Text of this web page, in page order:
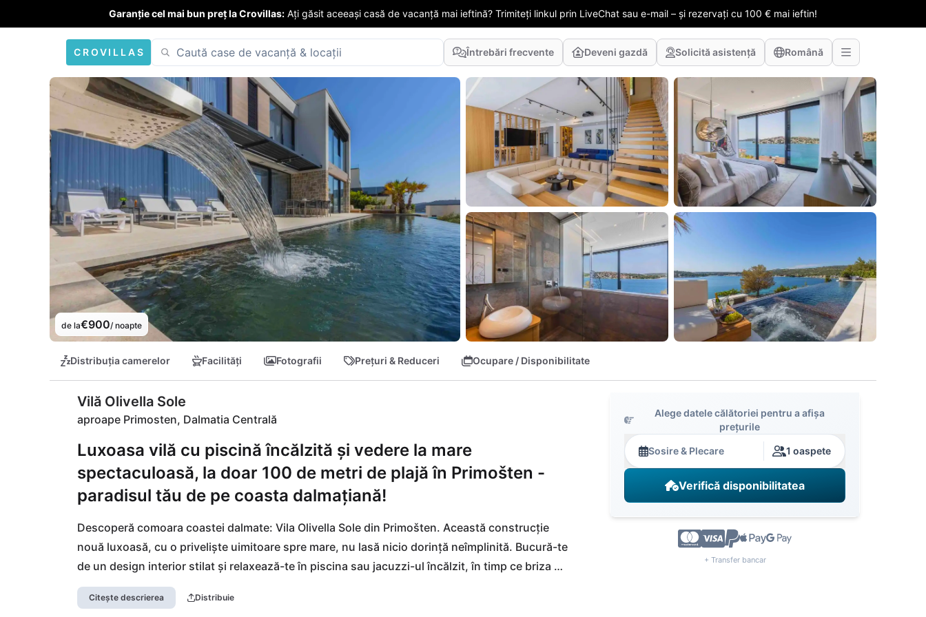
Garanție cel mai bun preț la Crovillas: Ați găsit aceeași casă de vacanță mai ieftină? Trimiteți linkul prin LiveChat sau e-mail – și rezervați cu 100 € mai ieftin!
CROVILLAS Întrebări frecvente Deveni gazdă Solicită asistență Română
de la€900/ noapte
Distribuția camerelor Facilități Fotografii Prețuri & Reduceri Ocupare / Disponibilitate
Vilă Olivella Sole
aproape Primosten, Dalmatia Centrală
Luxoasa vilă cu piscină încălzită și vedere la mare
spectaculoasă, la doar 100 de metri de plajă în Primošten -
paradisul tău de pe coasta dalmațiană!
Descoperă comoara coastei dalmate: Vila Olivella Sole din Primošten. Această construcție
nouă luxoasă, cu o priveliște uimitoare spre mare, nu lasă nicio dorință neîmplinită. Bucură-te
de un design interior stilat și relaxează-te în piscina sau jacuzzi-ul încălzit, în timp ce briza
mării îți mângâie ușor terasa. Doar 100 de metri te despart de plaja strălucitoare - un paradis
pentru iubitorii soarelui și sporturile acvatice! Deliciile culinare te așteaptă în restaurantul
Citește descrierea Distribuie
Alege datele călătoriei pentru a afișa
prețurile
Sosire & Plecare 1 oaspete
Verifică disponibilitatea
+ Transfer bancar